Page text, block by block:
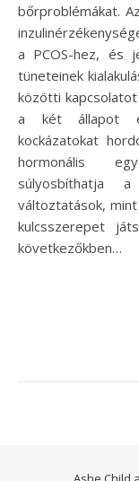
bőrproblémákat.
a PCOS-hez, és
tüneteinek
közötti
a két állapot
kockázatokat
hormonális
súlyosbíthatja
változtatások,
kulcsszerepet
következőkben…